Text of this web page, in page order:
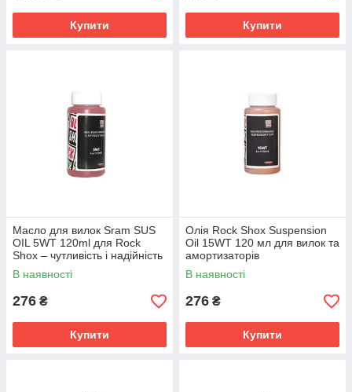
Купити Купити
Масло для вилок Sram SUS
OIL 5WT 120ml для Rock
Shox – чутливість і надійність
В наявності
276 ₴
Купити
Олія Rock Shox Suspension
Oil 15WT 120 мл для вилок та
амортизаторів
В наявності
276 ₴
Купити